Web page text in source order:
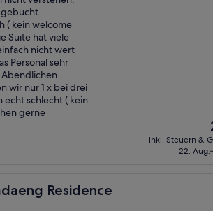
( kein welcome
Suite hat viele
nicht wert
Personal sehr
wir nur 1 x bei drei
echt schlecht ( kein
gerne
inkl. Steuern &
22.
Residence